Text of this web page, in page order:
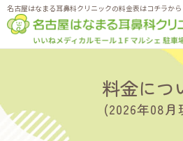
名古屋はなまる耳鼻科クリニックの料金表はコチラから
料金につ
(2026年08月